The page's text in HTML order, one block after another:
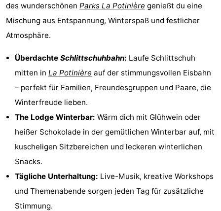
des wunderschönen Parks La Potinière genießt du eine
Mischung aus Entspannung, Winterspaß und festlicher
Atmosphäre.
Überdachte Schlittschuhbahn: Laufe Schlittschuh
mitten in La Potinière auf der stimmungsvollen Eisbahn
– perfekt für Familien, Freundesgruppen und Paare, die
Winterfreude lieben.
The Lodge Winterbar: Wärm dich mit Glühwein oder
heißer Schokolade in der gemütlichen Winterbar auf, mit
kuscheligen Sitzbereichen und leckeren winterlichen
Snacks.
Tägliche Unterhaltung: Live-Musik, kreative Workshops
und Themenabende sorgen jeden Tag für zusätzliche
Stimmung.